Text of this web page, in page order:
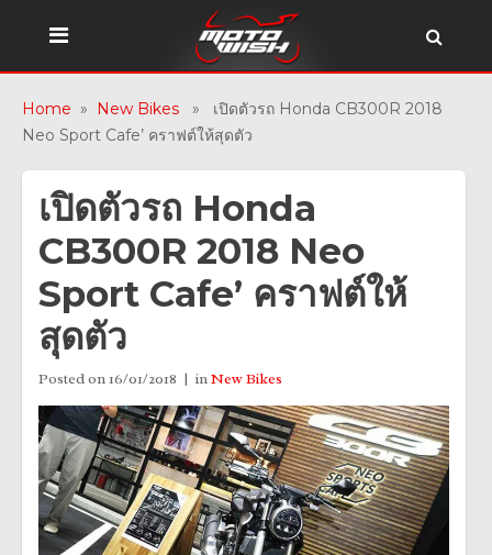
Home » New Bikes » เปิดตัวรถ Honda CB300R 2018
Neo Sport Cafe’ คราฟต์ให้สุดตัว
เปิดตัวรถ Honda
CB300R 2018 Neo
Sport Cafe’ คราฟต์ให้
สุดตัว
Posted on16/01/2018 inNew Bikes